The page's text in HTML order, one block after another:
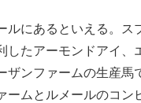
ルにあるといえる。ス
したアーモンドアイ、
ンファームの生産馬
ームとルメールのコン